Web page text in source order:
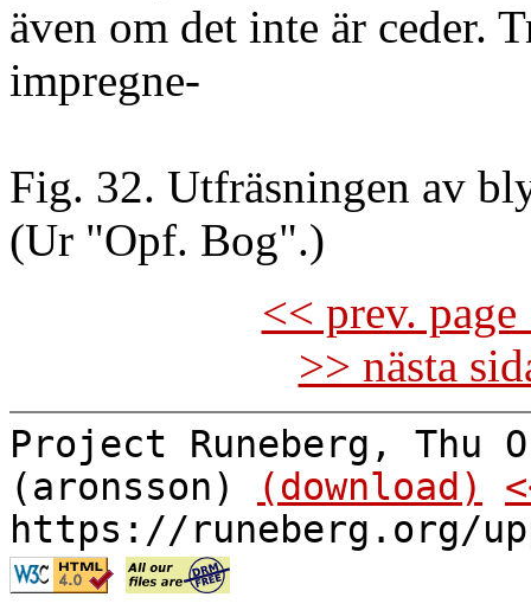
även om det inte är ceder.
impregne-
Fig. 32. Utfräsningen av
(Ur "Opf. Bog".)
<< prev.
>> nästa
Project Runeberg, Thu
(aronsson)
(download)
https://runeberg.org/